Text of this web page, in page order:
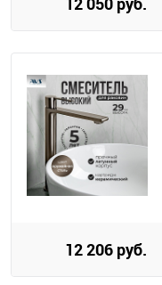
12 206 руб.